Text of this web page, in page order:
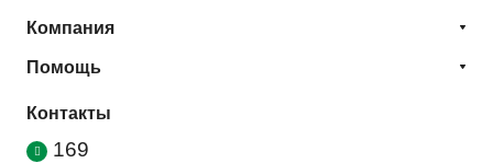
Компания
Помощь
Контакты
169